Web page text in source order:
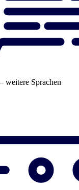
weitere Sprachen